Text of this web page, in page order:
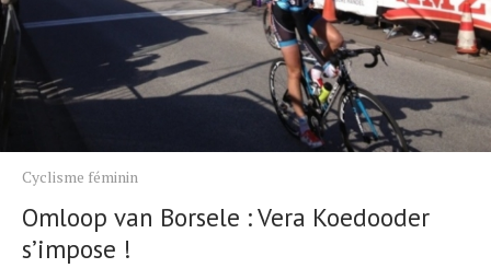
Cyclisme féminin
Omloop van Borsele : Vera Koedooder
s’impose !